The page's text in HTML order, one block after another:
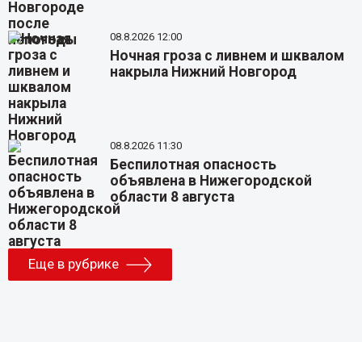
08.8.2026 12:00
Ночная гроза с ливнем и шквалом
накрыла Нижний Новгород
08.8.2026 11:30
Беспилотная опасность
объявлена в Нижегородской
области 8 августа
Еще в рубрике